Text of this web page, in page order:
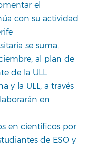
el
con su actividad
se suma,
al plan de
de la ULL
y la ULL, a través
en
en científicos por
de ESO y